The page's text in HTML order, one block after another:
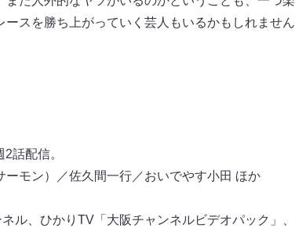
スを勝ち上がっていく芸人もいるかもしれませ
話配信。
モン）／佐久間一行／おいでやす小田 ほか
ル、ひかりTV「大阪チャンネルビデオパック」